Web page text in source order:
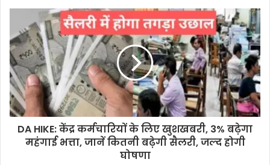
DA HIKE: केंद्र कर्मचारियों के लिए खुशखबरी, 3% बढ़ेगा
महंगाई भत्ता, जानें कितनी बढ़ेगी सैलरी, जल्द होगी
घोषणा